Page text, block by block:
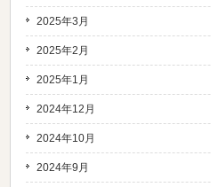
2025年3月
2025年2月
2025年1月
2024年12月
2024年10月
2024年9月